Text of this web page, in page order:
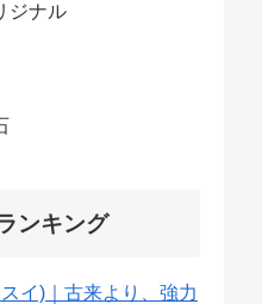
ジナル
ンキング
イ)｜古来より、強力